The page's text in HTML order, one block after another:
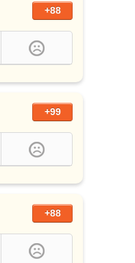
+88
+99
+88